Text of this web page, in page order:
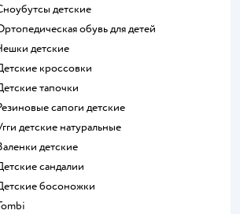
Сноубутсы детские
Ортопедическая обувь для детей
Чешки детские
Детские кроссовки
Детские тапочки
Резиновые сапоги детские
Угги детские натуральные
Валенки детские
Детские сандалии
Детские босоножки
Tombi